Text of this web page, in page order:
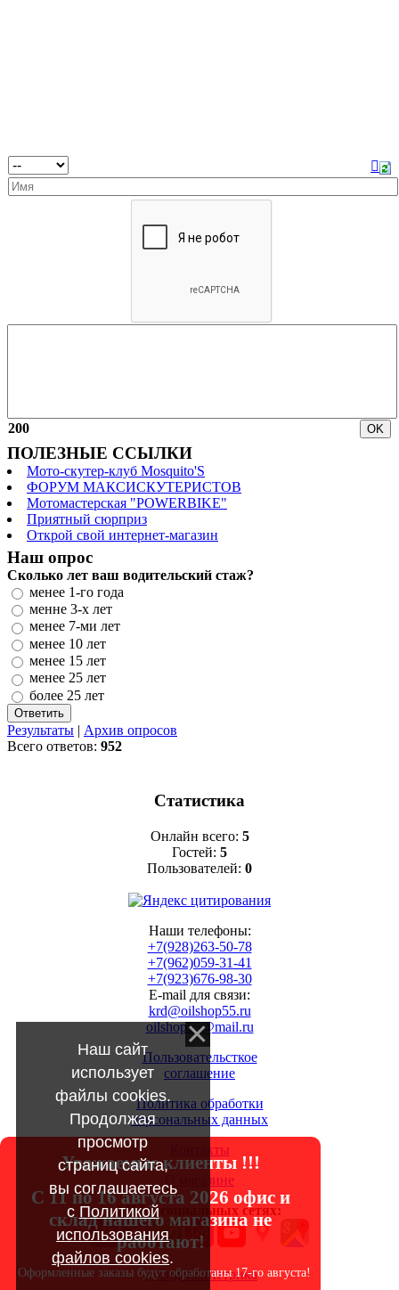
200
ПОЛЕЗНЫЕ ССЫЛКИ
Мото-скутер-клуб Mosquito'S
ФОРУМ МАКСИСКУТЕРИСТОВ
Мотомастерская "POWERBIKE"
Приятный сюрприз
Открой свой интернет-магазин
Наш опрос
Сколько лет ваш водительский стаж?
менее 1-го года
менне 3-х лет
менее 7-ми лет
менее 10 лет
менее 15 лет
менее 25 лет
более 25 лет
Результаты | Архив опросов
Всего ответов: 952
Статистика
Онлайн всего: 5
Гостей: 5
Пользователей: 0
Наши телефоны:
+7(928)263-50-78
+7(962)059-31-41
+7(923)676-98-30
E-mail для связи:
krd@oilshop55.ru
oilshop55@mail.ru
Пользовательсткое
соглашение
Политика обработки
персональных данных
Контакты
О магазине
МЫ в социальных сетях:
Уважаемые клиенты !!!
С 11 по 16 августа 2026 офис и
склад нашего магазина не
работают!
Оформленные заказы будут обработаны 17-го августа!
Наш сайт
использует
файлы cookies.
Продолжая
просмотр
страниц сайта,
вы соглашаетесь
с Политикой
использования
файлов cookies.